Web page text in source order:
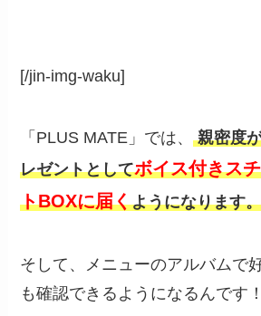
[/jin-img-waku]
「PLUS MATE」では、 親密度
レゼントとしてボイス付きス
トBOXに届くようになります。
そして、メニューのアルバムで
も確認できるようになるんです！